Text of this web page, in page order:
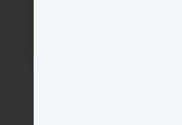
گردوی تازه روی رنگ‌ها بگذار و